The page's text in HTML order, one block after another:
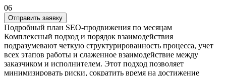
06
Отправить заявку
Подробный план SEO-продвижения по месяцам
Комплексный подход и порядок взаимодействия
подразумевают четкую структурированность процесса, учет
всех этапов работы и слаженное взаимодействие между
заказчиком и исполнителем. Этот подход позволяет
минимизировать риски, сократить время на достижение